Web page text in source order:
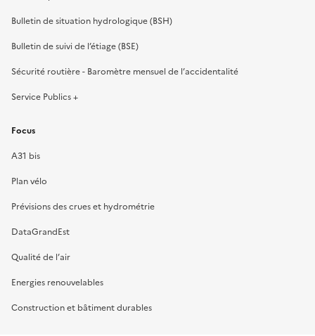
Bulletin de situation hydrologique (BSH)
Bulletin de suivi de l’étiage (BSE)
Sécurité routière - Baromètre mensuel de l’accidentalité
Service Publics +
Focus
A31 bis
Plan vélo
Prévisions des crues et hydrométrie
DataGrandEst
Qualité de l’air
Energies renouvelables
Construction et bâtiment durables